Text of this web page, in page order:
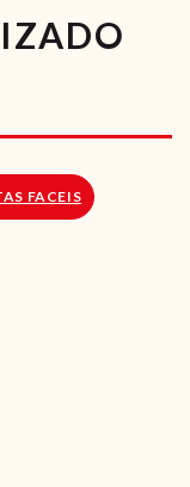
FACEIS